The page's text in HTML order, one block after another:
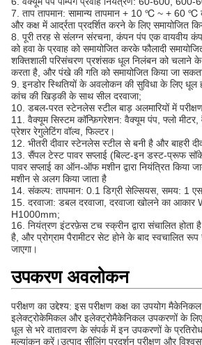
7. ताप तापमान: सामान्य तापमान + 10 ℃ ~ + 60 ℃
और कक्ष में आर्द्रता प्रदर्शित करने के लिए समायोजित
8. पूरी तरह से संलग्न संरचना, कंपन पंप एक वायवीय
को हवा के प्रवाह को समायोजित करके फौलादी
शक्तिशाली परिसंचरण प्रशंसक धूल निलंबन को चलाने के
करता है, और पंखे की गति को समायोजित किया जा सकता
9. इनडोर स्थितियों के अवलोकन की सुविधा के लिए
कांच की खिड़की के साथ सील दरवाजा;
10. डबल-परत स्टेनलेस स्टील बाड़ अलमारियों में
11. वैक्यूम सिस्टम कॉन्फ़िगरेशन: वैक्यूम पंप, फ्लो
प्रेशर रेगुलेटिंग वॉल्व, फिल्टर।
12. भीतरी दीवार स्टेनलेस स्टील से बनी है और बाहरी
13. सैंपल टेस्ट पावर सप्लाई (बिल्ट-इन डस्ट-प्रूफ
पावर सप्लाई का ऑन-ऑफ मशीन द्वारा नियंत्रित किया
मशीन से अलग किया जाता है
14. संकल्प: तापमान: 0.1 डिग्री सेल्सियस, समय: 1
15. दरवाजा: डबल दरवाजा, दरवाजा खोलने का
H1000mm;
16. नियंत्रण इंटरफ़ेस टच स्क्रीन द्वारा संचालित
है, और प्रोग्राम पैरामीटर सेट होने के बाद स्वचालित रूप
जाएगा।
उपकरण अवलोकन
परीक्षण का उद्देश्य: इस परीक्षण कक्ष का उपयोग
इलेक्ट्रोकेमिकल और इलेक्ट्रोमैकेनिकल उपकरणों के लिए
धूल से भरे वातावरण के संपर्क में इन उपकरणों के
मूल्यांकन करें।उत्पाद सीलिंग प्रदर्शन परीक्षण और